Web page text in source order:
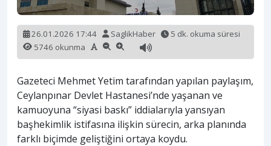
26.01.2026 17:44 SaglikHaber
5 dk. okuma süresi
5746 okunma
Gazeteci Mehmet Yetim tarafından yapılan paylaşım,
Ceylanpınar Devlet Hastanesi’nde yaşanan ve
kamuoyuna “siyasi baskı” iddialarıyla yansıyan
başhekimlik istifasına ilişkin sürecin, arka planında
farklı biçimde geliştiğini ortaya koydu.